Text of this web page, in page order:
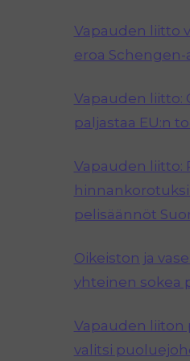
Vapauden liitto
eroa Schengen-
Vapauden liitto:
paljastaa EU:n
Vapauden liitto:
pelisäännöt
Oikeiston ja
yhteinen sokea
Vapauden liiton
valitsi